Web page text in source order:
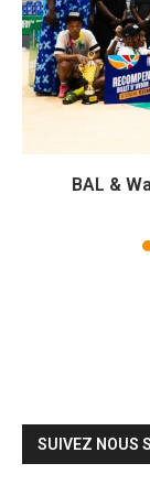
BAL &
SUIVEZ NOUS